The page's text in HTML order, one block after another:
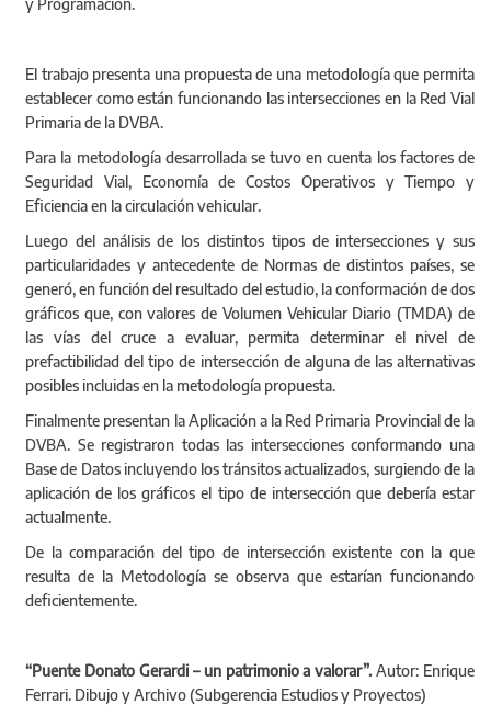
establecer como están funcionando las intersecciones en la Red Vial
Primaria de la DVBA.
Para la metodología desarrollada se tuvo en cuenta los factores de
Seguridad Vial, Economía de Costos Operativos y Tiempo y
Eficiencia en la circulación vehicular.
Luego del análisis de los distintos tipos de intersecciones y sus
particularidades y antecedente de Normas de distintos países, se
generó, en función del resultado del estudio, la conformación de dos
gráficos que, con valores de Volumen Vehicular Diario (TMDA) de
las vías del cruce a evaluar, permita determinar el nivel de
prefactibilidad del tipo de intersección de alguna de las alternativas
posibles incluidas en la metodología propuesta.
Finalmente presentan la Aplicación a la Red Primaria Provincial de la
DVBA. Se registraron todas las intersecciones conformando una
Base de Datos incluyendo los tránsitos actualizados, surgiendo de la
aplicación de los gráficos el tipo de intersección que debería estar
actualmente.
De la comparación del tipo de intersección existente con la que
resulta de la Metodología se observa que estarían funcionando
deficientemente.
Ferrari. Dibujo y Archivo (Subgerencia Estudios y Proyectos)